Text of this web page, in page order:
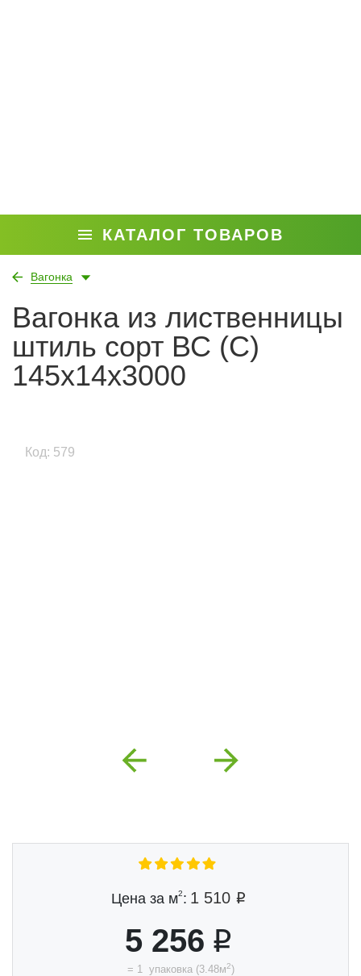
КАТАЛОГ ТОВАРОВ
Вагонка
Вагонка из лиственницы
штиль сорт ВС (С)
145x14x3000
Код: 579
Previous Next
Цена за м2: 1 510
5 256
= 1 упаковка (3.48м2)